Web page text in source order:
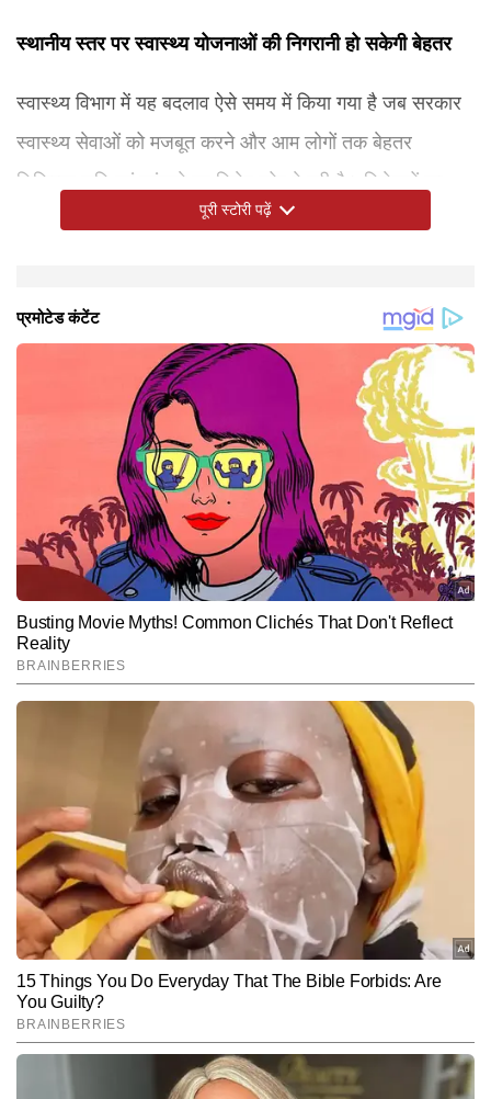
स्थानीय स्तर पर स्वास्थ्य योजनाओं की निगरानी हो सकेगी बेहतर
स्वास्थ्य विभाग में यह बदलाव ऐसे समय में किया गया है जब सरकार
स्वास्थ्य सेवाओं को मजबूत करने और आम लोगों तक बेहतर
चिकित्सा सुविधाएं पहुंचाने पर विशेष जोर दे रही है। विशेषज्ञों का
मानना है कि जिलों में नए अधिकारियों की नियुक्ति से स्थानीय स्तर
भी मदद मिलेगी। नए सीएमओ अपने-अपने जिलों में स्वास्थ्य सेवाओं
की गुणवत्ता सुधारने, चिकित्सा सुविधाओं की उपलब्धता बढ़ाने और
सरकारी योजनाओं को प्रभावी ढंग से लागू करने की जिम्मेदारी
Hindi NewsCities
AUTHOR
मोनू कुमार टाइम्स नाउ नवभारत की डिजिटल टीम में वायरल और ट्रेंडिंग डेस्क पर
काम कर रहे हैं। न्यूजरूम में 4 साल से अधिक का अनुभव रखने वाले मोनू वायरल
कंटेंट, ऑफबीट खबरों और सोशल मीडिया ट्रेंड्स को पहचानने में बेहद दक्ष हैं।
यूनीक एंगल तलाशने और कहानियों को आकर्षक अंदाज में प्रस्तुत करने की उनकी
क्षमता उन्हें डिजिटल कंटेंट स्पेस में अलग पहचान देती है। मोनू कुमार 4,000 से
अधिक स्टोरीज लिख चुके हैं, जिनमें कई वायरल रिपोर्ट्स, ट्रेंड-बेस्ड अपडेट्स और
सोशल मीडिया-फोकस्ड कंटेंट शामिल हैं।
Follow Us:
Subscribe to our daily Newsletter!
SUBMIT
पूरी स्टोरी पढ़ें